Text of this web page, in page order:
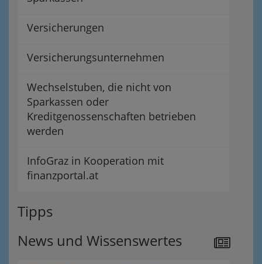
Versicherungen
Versicherungsunternehmen
Wechselstuben, die nicht von
Sparkassen oder
Kreditgenossenschaften betrieben
werden
InfoGraz in Kooperation mit
finanzportal.at
Tipps
News und Wissenswertes